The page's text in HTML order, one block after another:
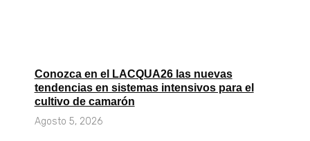
Conozca en el LACQUA26 las nuevas
tendencias en sistemas intensivos para el
cultivo de camarón
Agosto 5, 2026